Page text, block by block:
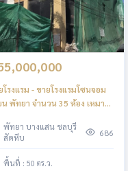
โรงแรม - ขายโรงแรมโซนจอม
น พัทยา จำนวน 35 ห้อง เหมาะ
พัทยา บางแสน ชลบุรี
สัตหีบ
686
พื้นที่ : 50 ตร.ว.